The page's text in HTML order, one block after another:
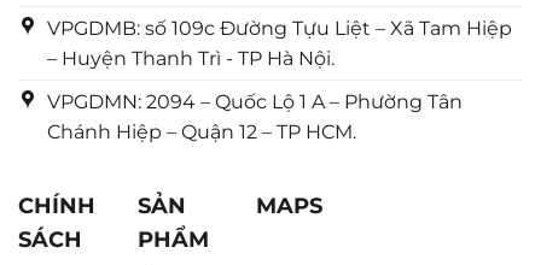
VPGDMB: số 109c Đường Tựu Liệt – Xã Tam Hiệp
– Huyện Thanh Trì - TP Hà Nội.
VPGDMN: 2094 – Quốc Lộ 1 A – Phường Tân
Chánh Hiệp – Quận 12 – TP HCM.
CHÍNH
SÁCH
SẢN
PHẨM
MAPS